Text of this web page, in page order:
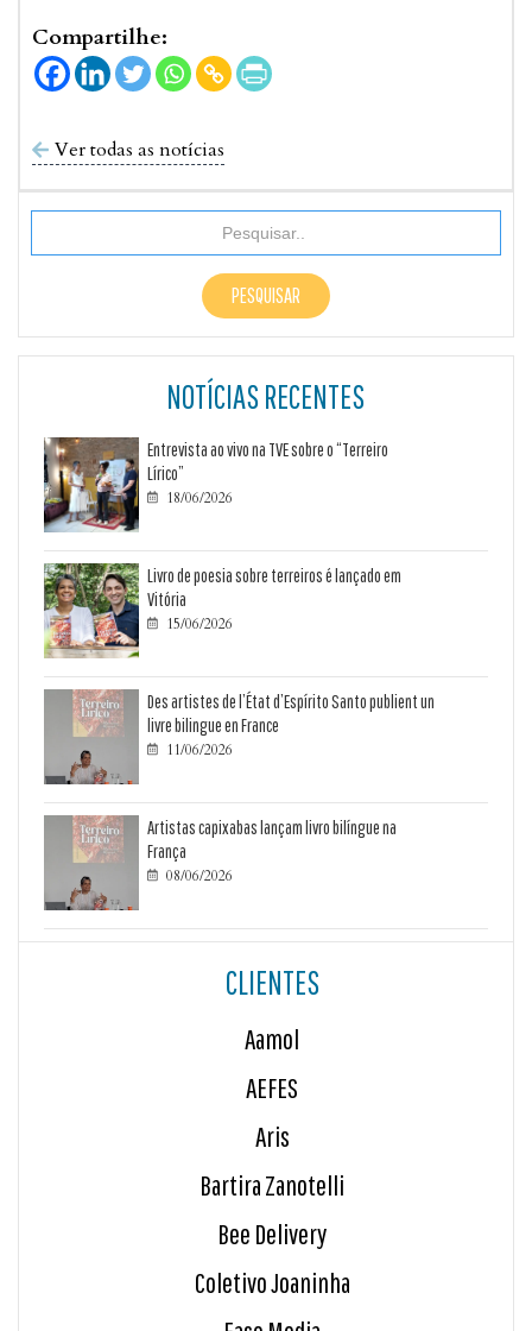
Compartilhe:
 Ver todas as notícias
NOTÍCIAS RECENTES
Entrevista ao vivo na TVE sobre o “Terreiro
Lírico”
 18/06/2026
Livro de poesia sobre terreiros é lançado em
Vitória
 15/06/2026
Des artistes de l’État d’Espírito Santo publient un
livre bilingue en France
 11/06/2026
Artistas capixabas lançam livro bilíngue na
França
 08/06/2026
CLIENTES
Aamol
AEFES
Aris
Bartira Zanotelli
Bee Delivery
Coletivo Joaninha